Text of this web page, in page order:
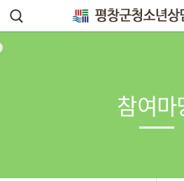
참여마